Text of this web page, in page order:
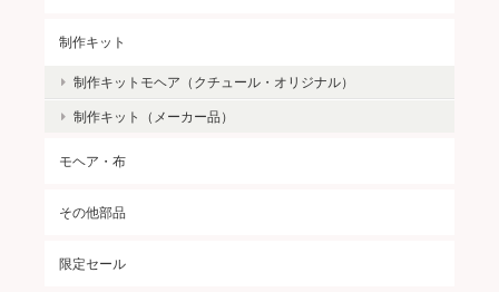
制作キット
制作キットモヘア（クチュール・オリジナル）
制作キット（メーカー品）
モヘア・布
その他部品
限定セール